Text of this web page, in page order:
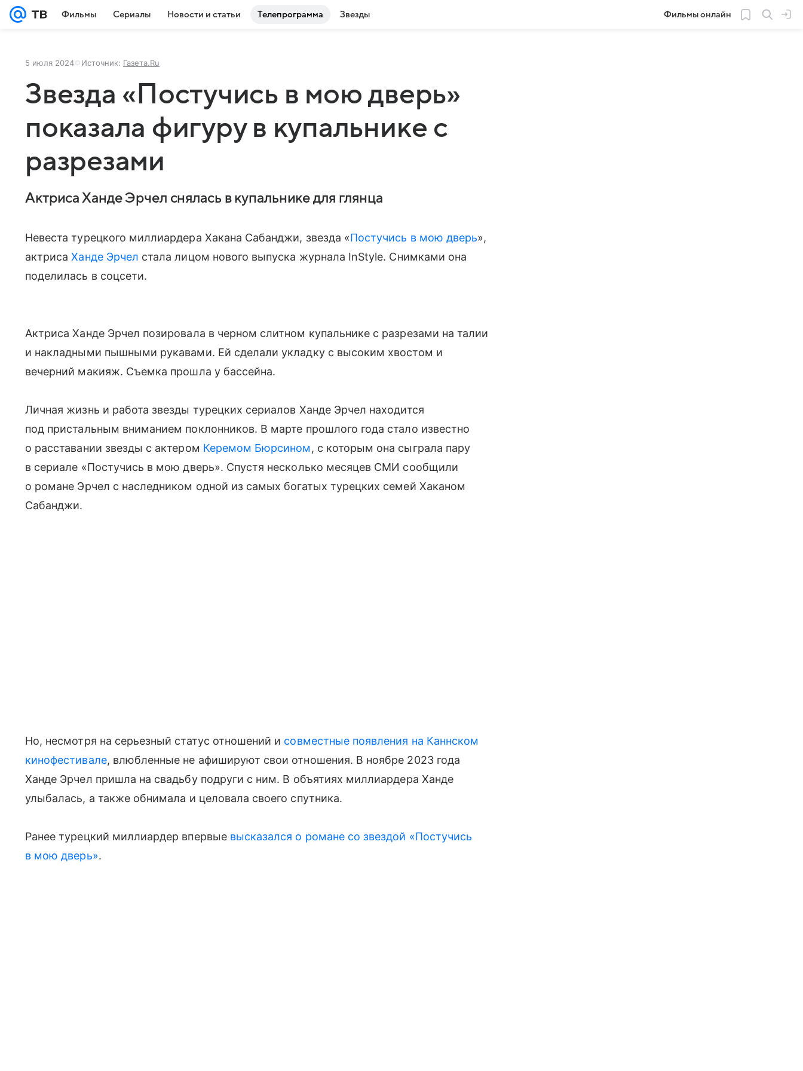
Фильмы Сериалы Новости и статьи Телепрограмма Звезды Фильмы онлайн
5 июля 2024 Источник: Газета.Ru
Звезда «Постучись в мою дверь»
показала фигуру в купальнике с
разрезами
Актриса Ханде Эрчел снялась в купальнике для глянца
Невеста турецкого миллиардера Хакана Сабанджи, звезда «Постучись в мою дверь»,
актрисаХанде Эрчел стала лицом нового выпуска журнала InStyle. Снимками она
поделилась в соцсети.
Актриса Ханде Эрчел позировала в черном слитном купальнике с разрезами на талии
и накладными пышными рукавами. Ей сделали укладку с высоким хвостом и
вечерний макияж. Съемка прошла у бассейна.
Личная жизнь и работа звезды турецких сериалов Ханде Эрчел находится
под пристальным вниманием поклонников. В марте прошлого года стало известно
о расставании звезды с актером Керемом Бюрсином, с которым она сыграла пару
в сериале «Постучись в мою дверь». Спустя несколько месяцев СМИ сообщили
о романе Эрчел с наследником одной из самых богатых турецких семей Хаканом
Сабанджи.
Но, несмотря на серьезный статус отношений и совместные появления на Каннском
кинофестивале, влюбленные не афишируют свои отношения. В ноябре 2023 года
Ханде Эрчел пришла на свадьбу подруги с ним. В объятиях миллиардера Ханде
улыбалась, а также обнимала и целовала своего спутника.
Ранее турецкий миллиардер впервые высказался о романе со звездой «Постучись
в мою дверь».